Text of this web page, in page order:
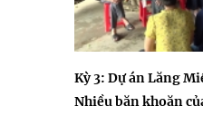
Kỳ 3: Dự án Lăng
Nhiều băn khoăn